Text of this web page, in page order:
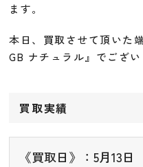
ます。
本日、買取させて頂いた
GB ナチュラル』でござい
買取実績
《買取日》：5月13日